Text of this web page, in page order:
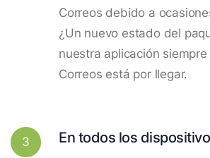
Correos debido a
¿Un nuevo estado del
nuestra aplicación
Correos está por llegar.
3 En todos los